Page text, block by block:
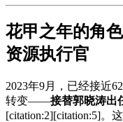
花甲之年的角
资源执行官
2023年9月，已经接近
转变——接替郭晓涛出
[citation:2][citation:5]。